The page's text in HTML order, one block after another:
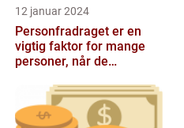
12 januar 2024
Personfradraget er en
vigtig faktor for mange
personer, når de
til Skattem...